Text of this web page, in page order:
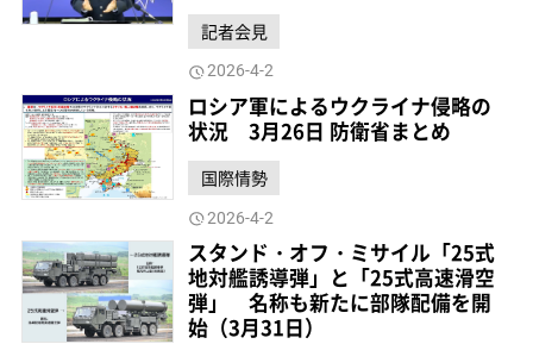
記者会見
2026-4-2
ロシア軍によるウクライナ侵略の
状況 3月26日 防衛省まとめ
国際情勢
2026-4-2
スタンド・オフ・ミサイル「25式
地対艦誘導弾」と「25式高速滑空
弾」 名称も新たに部隊配備を開
始（3月31日）